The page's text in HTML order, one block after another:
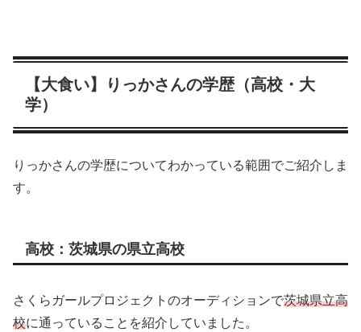
【大食い】りっかさんの学歴（高校・大
学）
りっかさんの学歴についてわかっている範囲でご紹介しま
す。
高校：茨城県の県立高校
さくらガールプロジェクトのオーディションで茨城県立高
校に通っていることを紹介していました。